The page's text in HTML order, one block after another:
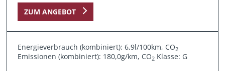
ZUM ANGEBOT
Energieverbrauch (kombiniert): 6,9l/100km, CO2
Emissionen (kombiniert): 180,0g/km, CO2 Klasse: G